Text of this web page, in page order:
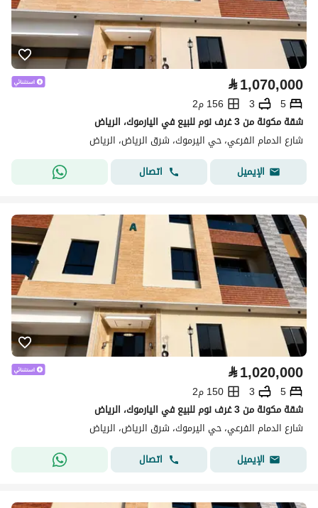
⃁1,070,000
5
3
156 م2
شقة مكونة من 3 غرف نوم للبيع في اليارموك، الرياض
شارع الدمام الفرعي، حي اليرموك، شرق الرياض، الرياض
الإيميل
اتصال
⃁1,020,000
5
3
150 م2
شقة مكونة من 3 غرف نوم للبيع في اليارموك، الرياض
شارع الدمام الفرعي، حي اليرموك، شرق الرياض، الرياض
الإيميل
اتصال